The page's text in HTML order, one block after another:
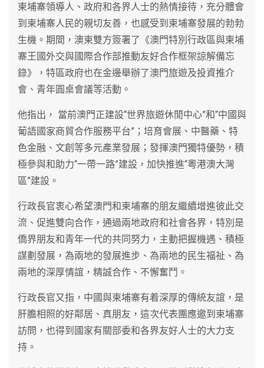
柬埔寨領導人、政府和各界人士的熱情接待，充分體會
到柬埔寨人民的親切友善，也感受到柬埔寨發展的勃勃
生機。期間，澳柬雙方簽署了《澳門特別行政區與柬埔
寨王國外交與國際合作部推動友好合作框架諒解備忘
錄》，特區政府也在金邊舉辦了澳門旅遊及投資推介
會、青年圓桌會議等活動。
他指出， 當前澳門正建設“世界旅遊休閒中心”和“中國與
葡語國家商貿合作服務平台”；培育會展、中醫藥、特
色金融、文創等多元產業發展；發揮澳門獨特優勢，積
極參與和助力“一帶一路”建設，加快推進“粵港澳大灣
區”建設。
行政長官衷心希望澳門和柬埔寨的朋友繼續增進彼此交
流、促進雙向合作，通過兩地政府和社會各界，特別是
僑界朋友和青年一代的共同努力，主動把握機遇、積極
謀劃發展，為兩地的發展進步、為兩地的民生福祉、為
兩地的深厚情誼，精誠合作、不懈奮鬥。
行政長官又指，中國與柬埔寨有着深厚的傳統友誼，是
肝膽相照的好鄰居、真朋友，這次代表團應邀到柬埔寨
訪問，也得到國家有關部委和各界友好人士的大力支
持。